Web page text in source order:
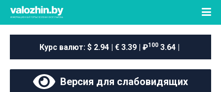
Курс валют: $ 2.94 | € 3.39 | ₽100 3.64 |
Версия для слабовидящих